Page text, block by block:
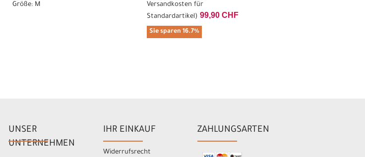
Größe: M
Versandkosten für
Standardartikel) 99,90 CHF
Sie sparen 16.7%
UNSER
UNTERNEHMEN
IHR EINKAUF
Widerrufsrecht
ZAHLUNGSARTEN